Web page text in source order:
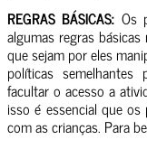
REGRAS BÁSICAS: Os
algumas regras
que sejam por eles
políticas
facultar o acesso a
isso é essencial que
com as crianças. Para